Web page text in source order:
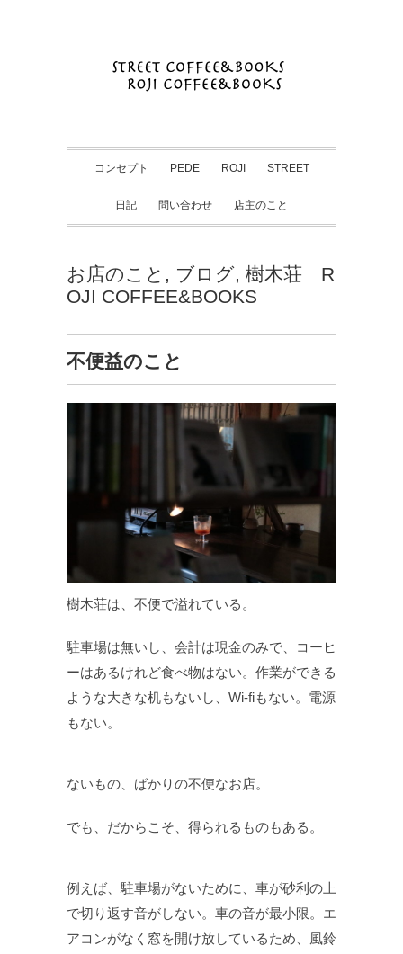
コンセプト PEDE ROJI STREET
日記 問い合わせ 店主のこと
お店のこと , ブログ, 樹木荘 R
OJI COFFEE&BOOKS
不便益のこと
樹木荘は、不便で溢れている。
駐車場は無いし、会計は現金のみで、コーヒ
ーはあるけれど食べ物はない。作業ができる
ような大きな机もないし、Wi-fiもない。電源
もない。
ないもの、ばかりの不便なお店。
でも、だからこそ、得られるものもある。
例えば、駐車場がないために、車が砂利の上
で切り返す音がしない。車の音が最小限。エ
アコンがなく窓を開け放しているため、風鈴